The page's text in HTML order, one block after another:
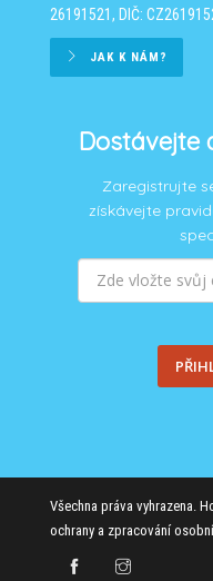
26191521, DIČ:
JAK K NÁM?
Dostávejte
Zaregistrujte
získávejte
Všechna práva vyhrazena.
ochrany a zpracování